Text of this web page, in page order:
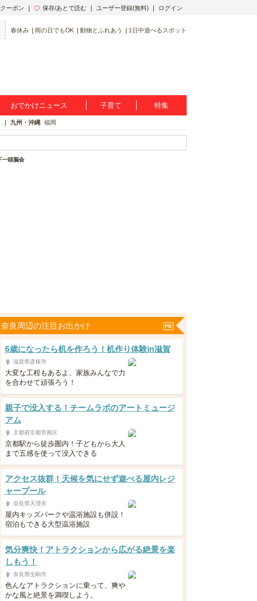
ーポン 保存/あとで読む ユーザー登録(無料) ログイン
春休み 雨の日でもOK 動物とふれあう 1日中遊べるスポット
おでかけニュース 子育て 特集
九州・沖縄 福岡
一頭脳会
奈良周辺の注目お出かけ
6歳になったら机を作ろう！机作り体験in滋賀
滋賀県彦根市
大変な工程もあるよ、家族みんなで力
を合わせて頑張ろう！
親子で没入する！チームラボのアートミュージ
アム
京都府京都市南区
京都駅から徒歩圏内！子どもから大人
まで五感を使って没入できる
アクセス抜群！天候を気にせず遊べる屋内レジ
ャープール
奈良県天理市
屋内キッズパークや温浴施設も併設！
宿泊もできる大型温浴施設
気分爽快！アトラクションから広がる絶景を楽
しもう！
奈良県生駒市
色んなアトラクションに乗って、爽や
かな風と絶景を満喫しよう。